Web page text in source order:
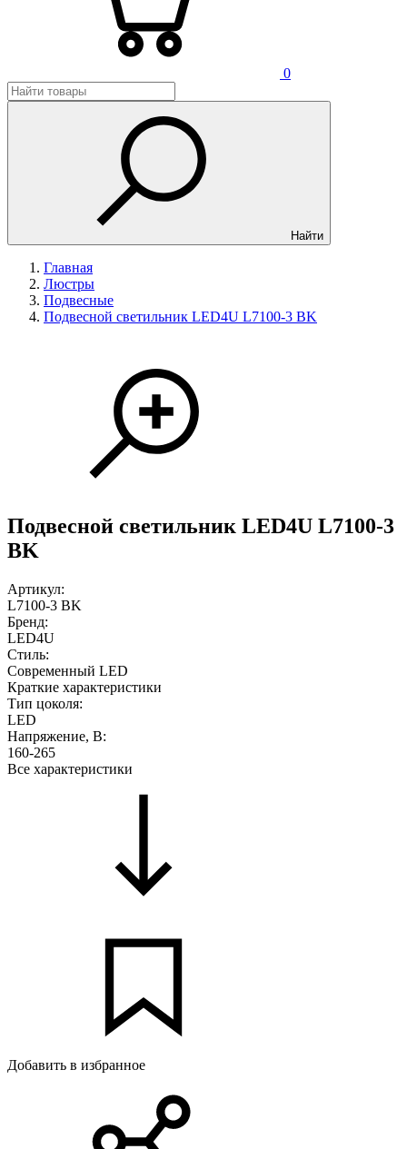
0
Найти
Главная
Люстры
Подвесные
Подвесной светильник LED4U L7100-3 BK
Подвесной светильник LED4U L7100-3
BK
Артикул:
L7100-3 BK
Бренд:
LED4U
Стиль:
Современный LED
Краткие характеристики
Тип цоколя:
LED
Напряжение, В:
160-265
Все характеристики
Добавить в избранное